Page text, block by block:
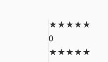
★ ★ ★ ★ ★
0
★ ★ ★ ★ ★